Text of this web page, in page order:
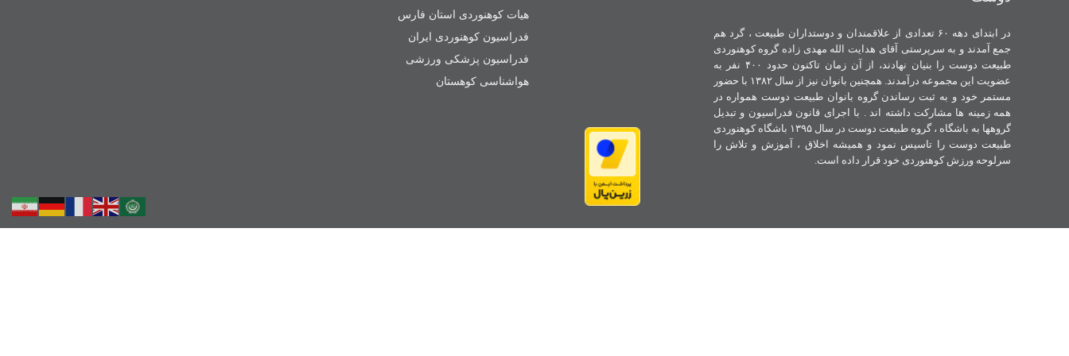
در ابتدای دهه ۶۰ تعدادی از علاقمندان و دوستداران طبیعت ، گرد هم
جمع آمدند و به سرپرستی آقای هدایت الله مهدی زاده گروه کوهنوردی
طبیعت دوست را بنیان نهادند، از آن زمان تاکنون حدود ۴۰۰ نفر به
عضویت این مجموعه درآمدند. همچنین بانوان نیز از سال ۱۳۸۲ با حضور
مستمر خود و به ثبت رساندن گروه بانوان طبیعت دوست همواره در
همه زمینه ها مشارکت داشته اند . با اجرای قانون فدراسیون و تبدیل
گروهها به باشگاه ، گروه طبیعت دوست در سال ۱۳۹۵ باشگاه کوهنوردی
طبیعت دوست را تاسیس نمود و همیشه اخلاق ، آموزش و تلاش را
سرلوحه ورزش کوهنوردی خود قرار داده است.
هیات کوهنوردی استان فارس
فدراسیون کوهنوردی ایران
فدراسیون پزشکی ورزشی
هواشناسی کوهستان